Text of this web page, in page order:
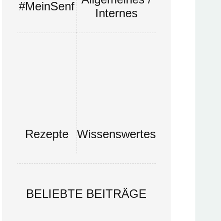
#MeinSenf
Internes
Rezepte Wissenswertes
BELIEBTE BEITRÄGE